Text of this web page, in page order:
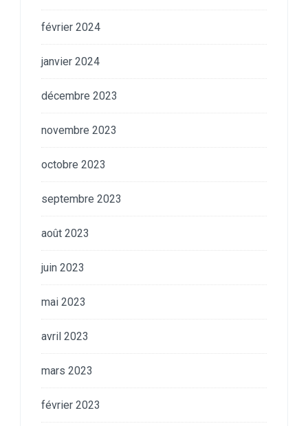
février 2024
janvier 2024
décembre 2023
novembre 2023
octobre 2023
septembre 2023
août 2023
juin 2023
mai 2023
avril 2023
mars 2023
février 2023